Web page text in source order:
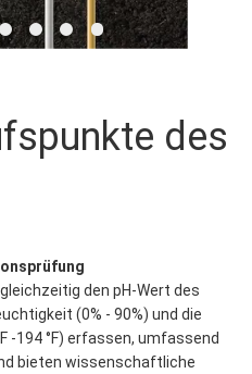
des
den pH-Wert des
(0% - 90%) und die
-194 °F) erfassen, umfassend
bieten wissenschaftliche